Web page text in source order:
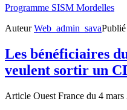
Programme SISM Mordelles
AuteurWeb_admin_sava
Les bénéficiaires
veulent sortir un
Article Ouest France du 4 mars